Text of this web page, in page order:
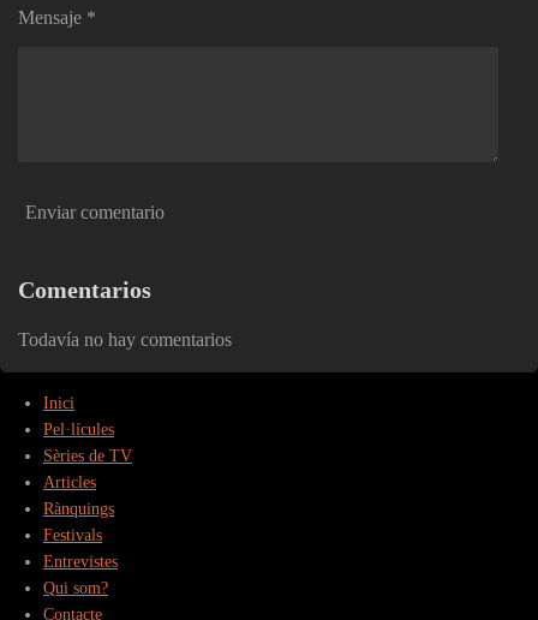
Mensaje *
Enviar comentario
Comentarios
Todavía no hay comentarios
Inici
Pel·lícules
Sèries de TV
Articles
Rànquings
Festivals
Entrevistes
Qui som?
Contacte